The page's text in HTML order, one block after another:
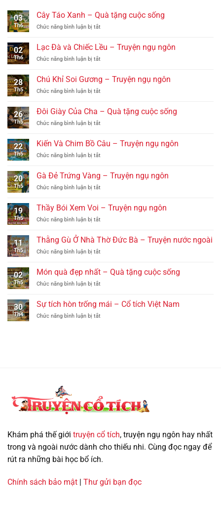
03
Th6
Cây Táo Xanh – Quà tặng cuộc sống
Chức năng bình luận bị tắtở
Táo
Xanh
–
tặng
cuộc
sống
02
Th6
Lạc Đà và Chiếc Lều – Truyện ngụ ngôn
Chức năng bình luận bị tắtở
và
Chiếc
Truyện
ngụ
28
Th5
Chú Khỉ Soi Gương – Truyện ngụ ngôn
Chức năng bình luận bị tắtở
Gương
Truyện
ngôn
26
Th5
Đôi Giày Của Cha – Quà tặng cuộc sống
Chức năng bình luận bị tắtở
Giày
Của
Cha
cuộc
22
Th5
Kiến Và Chim Bồ Câu – Truyện ngụ ngôn
Chức năng bình luận bị tắtở
Chim
Bồ
ngụ
20
Th5
Gà Đẻ Trứng Vàng – Truyện ngụ ngôn
Chức năng bình luận bị tắtở
Trứng
Vàng
Truyện
ngôn
19
Th5
Thầy Bói Xem Voi – Truyện ngụ ngôn
Chức năng bình luận bị tắtở
Bói
Xem
Voi
Truyện
ngôn
11
Th5
Thằng Gù Ở Nhà Thờ Đức Bà – Truyện nước ngoài
Chức năng bình luận bị tắtở
Ở
Nhà
Đức
–
02
Th5
Món quà đẹp nhất – Quà tặng cuộc sống
Chức năng bình luận bị tắtở
quà
đẹp
nhất
30
Th4
Sự tích hòn trống mái – Cổ tích Việt Nam
Chức năng bình luận bị tắtở
Nam
Khám phá thế giới truyện cổ tích, truyện ngụ ngôn hay nhất
trong và ngoài nước dành cho thiếu nhi. Cùng đọc ngay để
rút ra những bài học bổ ích.
Chính sách bảo mật | Thư gửi bạn đọc